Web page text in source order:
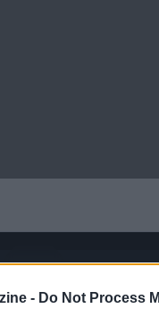
- Do Not Process